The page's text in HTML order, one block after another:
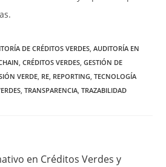
DE CRÉDITOS VERDES, AUDITORÍA EN
, CRÉDITOS VERDES, GESTIÓN DE
VERDE, RE, REPORTING, TECNOLOGÍA
, TRANSPARENCIA, TRAZABILIDAD
en Créditos Verdes y